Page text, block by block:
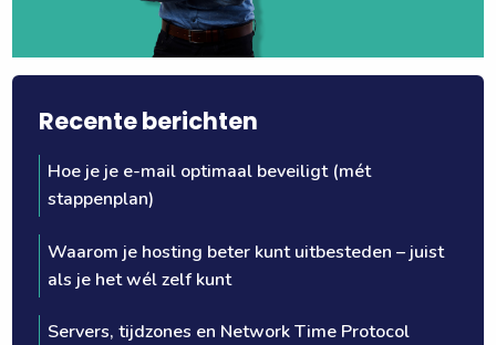
Recente berichten
Hoe je je e-mail optimaal beveiligt (mét
stappenplan)
Waarom je hosting beter kunt uitbesteden – juist
als je het wél zelf kunt
Servers, tijdzones en Network Time Protocol